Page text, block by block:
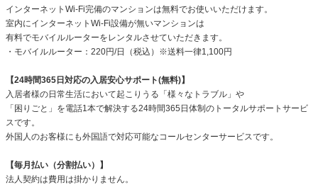
インターネットWi-Fi完備のマンションは無料でお使いいただけます。
室内にインターネットWi-Fi設備が無いマンションは
有料でモバイルルーターをレンタルさせていただきます。
・モバイルルーター：220円/日（税込）※送料一律1,100円
【24時間365日対応の入居安心サポート(無料)】
入居者様の日常生活において起こりうる「様々なトラブル」や
「困りごと」を電話1本で解決する24時間365日体制のトータルサポートサービ
スです。
外国人のお客様にも外国語で対応可能なコールセンターサービスです。
【毎月払い（分割払い）】
法人契約は費用は掛かりません。